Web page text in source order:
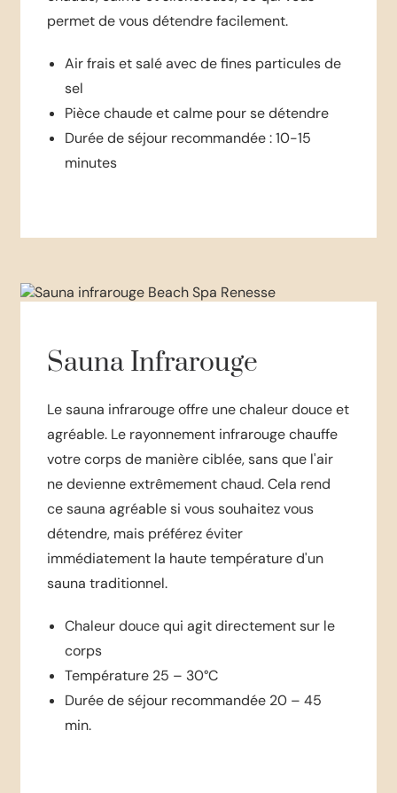
permet de vous détendre facilement.
Air frais et salé avec de fines particules de
sel
Pièce chaude et calme pour se détendre
Durée de séjour recommandée : 10-15
minutes
Sauna Infrarouge
Le sauna infrarouge offre une chaleur douce et
agréable. Le rayonnement infrarouge chauffe
votre corps de manière ciblée, sans que l'air
ne devienne extrêmement chaud. Cela rend
ce sauna agréable si vous souhaitez vous
détendre, mais préférez éviter
immédiatement la haute température d'un
sauna traditionnel.
Chaleur douce qui agit directement sur le
corps
Température 25 – 30°C
Durée de séjour recommandée 20 – 45
min.